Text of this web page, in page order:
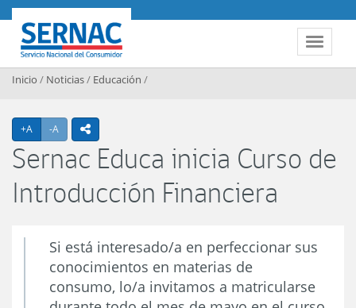
Contenido principal
Toggle
SERNAC
Inicio / Noticias/ Educación /
+A Agrandar texto
-A Achicar textoicono compartir
Sernac Educa inicia Curso de
Introducción Financiera
Si está interesado/a en perfeccionar sus
conocimientos en materias de
consumo, lo/a invitamos a matricularse